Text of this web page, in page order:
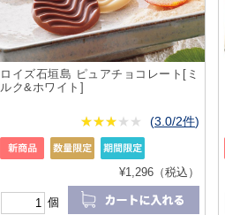
ロイズ石垣島 ピュアチョコレート[ミ
ルク&ホワイト]
★★★★ ★
★★★★★ (3.0/2件)
¥1,296（税込）
個